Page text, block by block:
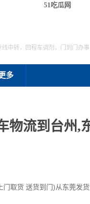
51吃瓜网
中转，回程车调剂，门到门办事
多
物流到台州,
取货 送货到门)从东莞发